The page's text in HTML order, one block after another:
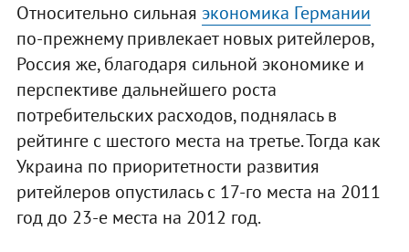
Относительно сильная экономика Германии
по-прежнему привлекает новых ритейлеров,
Россия же, благодаря сильной экономике и
перспективе дальнейшего роста
потребительских расходов, поднялась в
рейтинге с шестого места на третье. Тогда как
Украина по приоритетности развития
ритейлеров опустилась с 17-го места на 2011
год до 23-е места на 2012 год.